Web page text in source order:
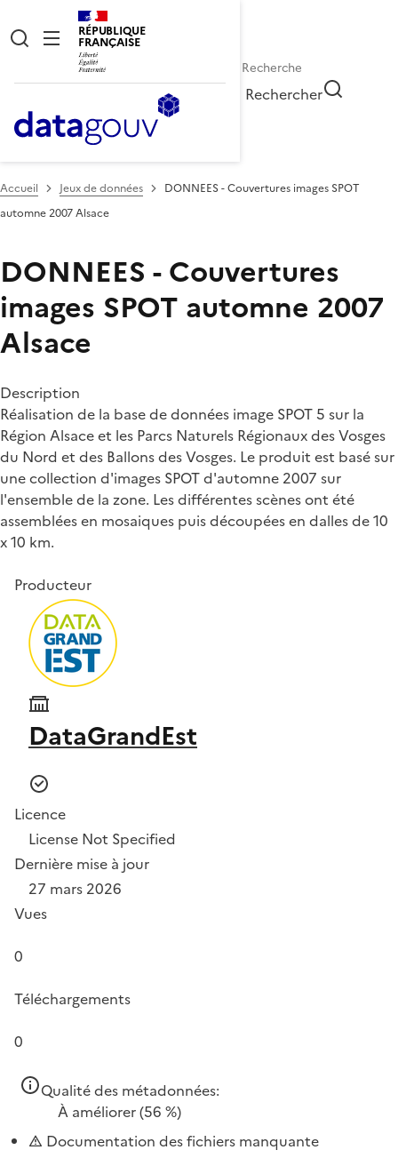
RÉPUBLIQUE
FRANÇAISE
Rechercher
Accueil Jeux de données
DONNEES - Couvertures images SPOT
automne 2007 Alsace
DONNEES - Couvertures
images SPOT automne 2007
Alsace
Description
Réalisation de la base de données image SPOT 5 sur la
Région Alsace et les Parcs Naturels Régionaux des Vosges
du Nord et des Ballons des Vosges. Le produit est basé sur
une collection d'images SPOT d'automne 2007 sur
l'ensemble de la zone. Les différentes scènes ont été
assemblées en mosaiques puis découpées en dalles de 10
x 10 km.
Producteur
DataGrandEst
Licence
License Not Specified
Dernière mise à jour
27 mars 2026
Vues
0
Téléchargements
0
Qualité des métadonnées:
À améliorer(56 %)
Documentation des fichiers manquante